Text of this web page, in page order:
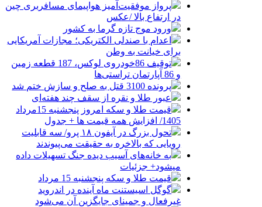
پرواز موفقیت‌آمیز هواپیمای مسافربری چین
در ارتفاع بالا /عکس
ورود موج تازه گرما به کشور
اعدام با صندلی الکتریکی؛ مجازات آمریکایی
برای خیانت به وطن
توقیف 86خودروی لوکس، 187 قطعه زمین
و 86 آپارتمان تراستی‌ها
پرونده 3100 قتل به صلح و سازش ختم شد
عبور طلا و نقره از سقف چند هفته‌ای
قیمت طلا و سکه امروز پنجشنبه 15مرداد
1405/ افزایش همه قیمت ها + جدول
تحول بزرگ در آیفون ۱۸ پرو/ سه قابلیت
رویایی که بالاخره به حقیقت می‌پیوندند
به خانه‌های آسیب دیده جنگ تسهیلات داده
میشود+ جزئیات
قیمت طلا و سکه پنجشنبه 15 مرداد
گوگل اسیستنت ماه آینده در اندروید
غیرفعال و جمینای جایگزین آن می‌شود